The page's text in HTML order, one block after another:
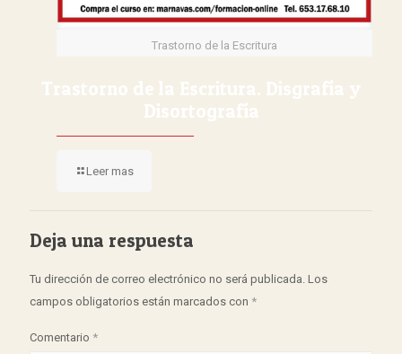
Trastorno de la Escritura
Trastorno de la Escritura. Disgrafía y
Disortografía
Leer mas
Deja una respuesta
Tu dirección de correo electrónico no será publicada. Los
campos obligatorios están marcados con *
Comentario *